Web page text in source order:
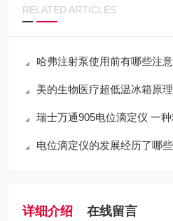
RELATED ARTICLES
哈弗注射泵使用前有哪些注
美的生物医疗超低温冰箱原
瑞士万通905电位滴定仪 一
电位滴定仪的发展经历了哪
详细介绍 在线留言